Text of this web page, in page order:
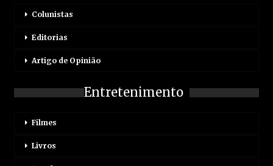
Colunistas
Editorias
Artigo de Opinião
Entretenimento
Filmes
Livros